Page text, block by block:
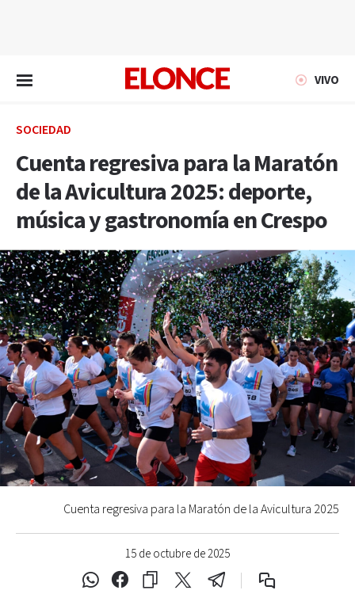
VIVO
SOCIEDAD
Cuenta regresiva para la Maratón
de la Avicultura 2025: deporte,
música y gastronomía en Crespo
15 de octubre de 2025
Cuenta regresiva para la Maratón de la Avicultura 2025